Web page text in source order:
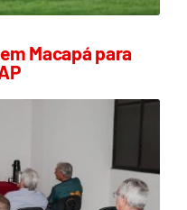
Macapá para